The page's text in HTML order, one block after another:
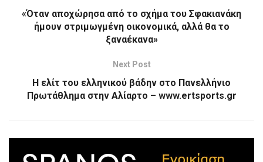
«Όταν αποχώρησα από το σχήμα του Σφακιανάκη
ήμουν στριμωγμένη οικονομικά, αλλά θα το
ξαναέκανα»
Next Post
Η ελίτ του ελληνικού βάδην στο Πανελλήνιο
Πρωτάθλημα στην Αλίαρτο – www.ertsports.gr